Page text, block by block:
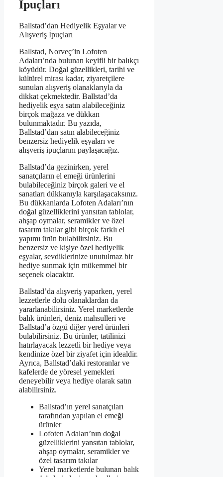
İpuçları
Ballstad’dan Hediyelik Eşyalar ve
Alışveriş İpuçları
Ballstad, Norveç’in Lofoten
Adaları’nda bulunan keyifli bir balıkçı
köyüdür. Doğal güzellikleri, tarihi ve
kültürel mirası kadar, ziyaretçilere
sunulan alışveriş olanaklarıyla da
dikkat çekmektedir. Ballstad’da
hediyelik eşya satın alabileceğiniz
birçok mağaza ve dükkan
bulunmaktadır. Bu yazıda,
Ballstad’dan satın alabileceğiniz
benzersiz hediyelik eşyaları ve
alışveriş ipuçlarını paylaşacağız.
Ballstad’da gezinirken, yerel
sanatçıların el emeği ürünlerini
bulabileceğiniz birçok galeri ve el
sanatları dükkanıyla karşılaşacaksınız.
Bu dükkanlarda Lofoten Adaları’nın
doğal güzelliklerini yansıtan tablolar,
ahşap oymalar, seramikler ve özel
tasarım takılar gibi birçok farklı el
yapımı ürün bulabilirsiniz. Bu
benzersiz ve kişiye özel hediyelik
eşyalar, sevdiklerinize unutulmaz bir
hediye sunmak için mükemmel bir
seçenek olacaktır.
Ballstad’da alışveriş yaparken, yerel
lezzetlerle dolu olanaklardan da
yararlanabilirsiniz. Yerel marketlerde
balık ürünleri, deniz mahsulleri ve
Ballstad’a özgü diğer yerel ürünleri
bulabilirsiniz. Bu ürünler, tatilinizi
hatırlayacak lezzetli bir hediye veya
kendinize özel bir ziyafet için idealdir.
Ayrıca, Ballstad’daki restoranlar ve
kafelerde de yöresel yemekleri
deneyebilir veya hediye olarak satın
alabilirsiniz.
Ballstad’ın yerel sanatçıları
tarafından yapılan el emeği
ürünler
Lofoten Adaları’nın doğal
güzelliklerini yansıtan tablolar,
ahşap oymalar, seramikler ve
özel tasarım takılar
Yerel marketlerde bulunan balık